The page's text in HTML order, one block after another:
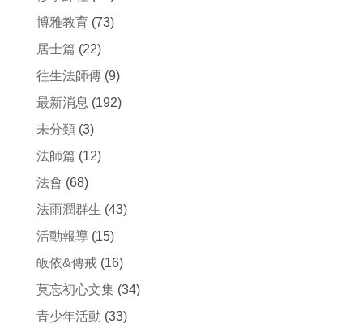
博雅教育(73)
居士篇 (22)
往生法師傳(9)
最新消息 (192)
未分類(3)
法師篇 (12)
法會 (68)
法雨潤群生 (43)
活動報導(15)
皈依&傳戒(16)
莫忘初心文集(34)
青少年活動 (33)